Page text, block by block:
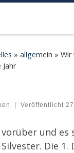
» allgemein » Wir
Jahr
Veröffentlicht
und es
Die 1.